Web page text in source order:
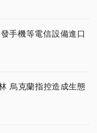
手機等電信設備進口
烏克蘭指控造成生態